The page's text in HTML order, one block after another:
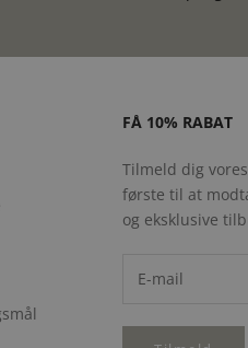
FÅ 10% RABAT
Tilmeld dig
første til at
og eksklusive